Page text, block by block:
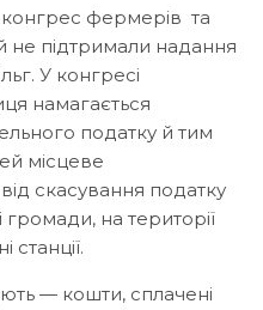
фермерів та
не підтримали надання
У конгресі
намагається
податку й тим
місцеве
скасування податку
на території
станції.
— кошти, сплачені